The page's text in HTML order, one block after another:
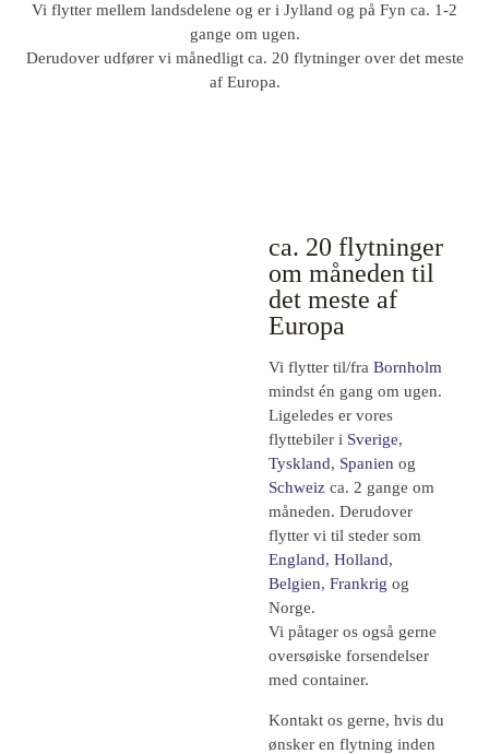
Vi flytter mellem landsdelene og er i Jylland og på Fyn ca. 1-2
gange om ugen.
Derudover udfører vi månedligt ca. 20 flytninger over det meste
af Europa.
ca. 20 flytninger
om måneden til
det meste af
Europa
Vi flytter til/fra Bornholm
mindst én gang om ugen.
Ligeledes er vores
flyttebiler i Sverige,
Tyskland, Spanien og
Schweizca. 2 gange om
måneden. Derudover
flytter vi til steder som
England, Holland,
Belgien, Frankrig og
Norge.
Vi påtager os også gerne
oversøiske forsendelser
med container.
Kontakt os gerne, hvis du
ønsker en flytning inden